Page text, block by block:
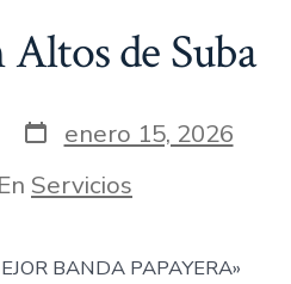
Altos de Suba
Fecha
de
publicación
enero 15, 2026
En Servicios
BANDA PAPAYERA»